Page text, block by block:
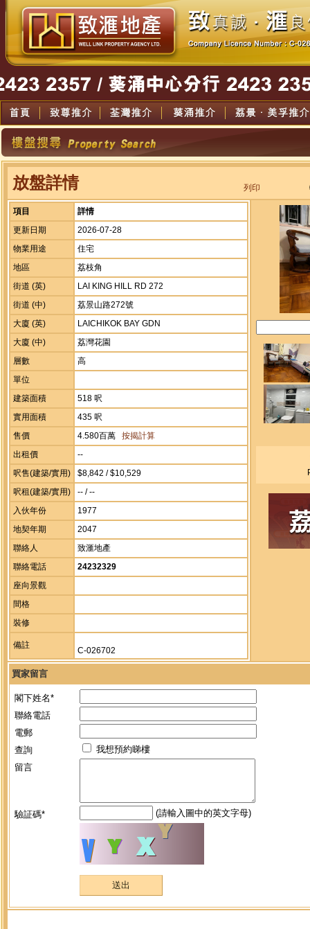
放盤詳情 列印
項目
詳情
更新日期
2026-07-28
物業用途
住宅
地區
荔枝角
街道 (英)
LAI KING HILL RD 272
街道 (中)
荔景山路272號
大廈 (英)
LAICHIKOK BAY GDN
大廈 (中)
荔灣花園
層數
高
單位
建築面積
518 呎
實用面積
435 呎
售價
4.580百萬 按揭計算
出租價
--
呎售(建築/實用)
$8,842 / $10,529
呎租(建築/實用)
-- / --
入伙年份
1977
地契年期
2047
聯絡人
致滙地產
聯絡電話
24232329
座向景觀
間格
裝修
備註
C-026702
買家留言
閣下姓名*
聯絡電話
電郵
查詢
我想預約睇樓
留言
驗証碼* (請輸入圖中的英文字母)